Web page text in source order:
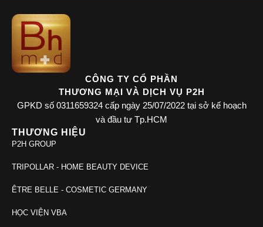
CÔNG TY CỔ PHẦN
THƯƠNG MẠI VÀ DỊCH VỤ P2H
GPKD số 0311659324 cấp ngày 25/07/2022 tại sở kế hoạch
và đầu tư Tp.HCM
THƯƠNG HIỆU
P2H GROUP
TRIPOLLAR - HOME BEAUTY DEVICE
ÊTRE BELLE - COSMETIC GERMANY
HỌC VIỆN VBA